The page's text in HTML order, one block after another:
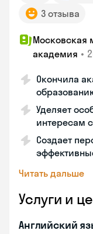
3 отзыва
Московская
академия •
Окончила
Уделяет
интересам
Создает
Читать дальше
Услуги и
Английский